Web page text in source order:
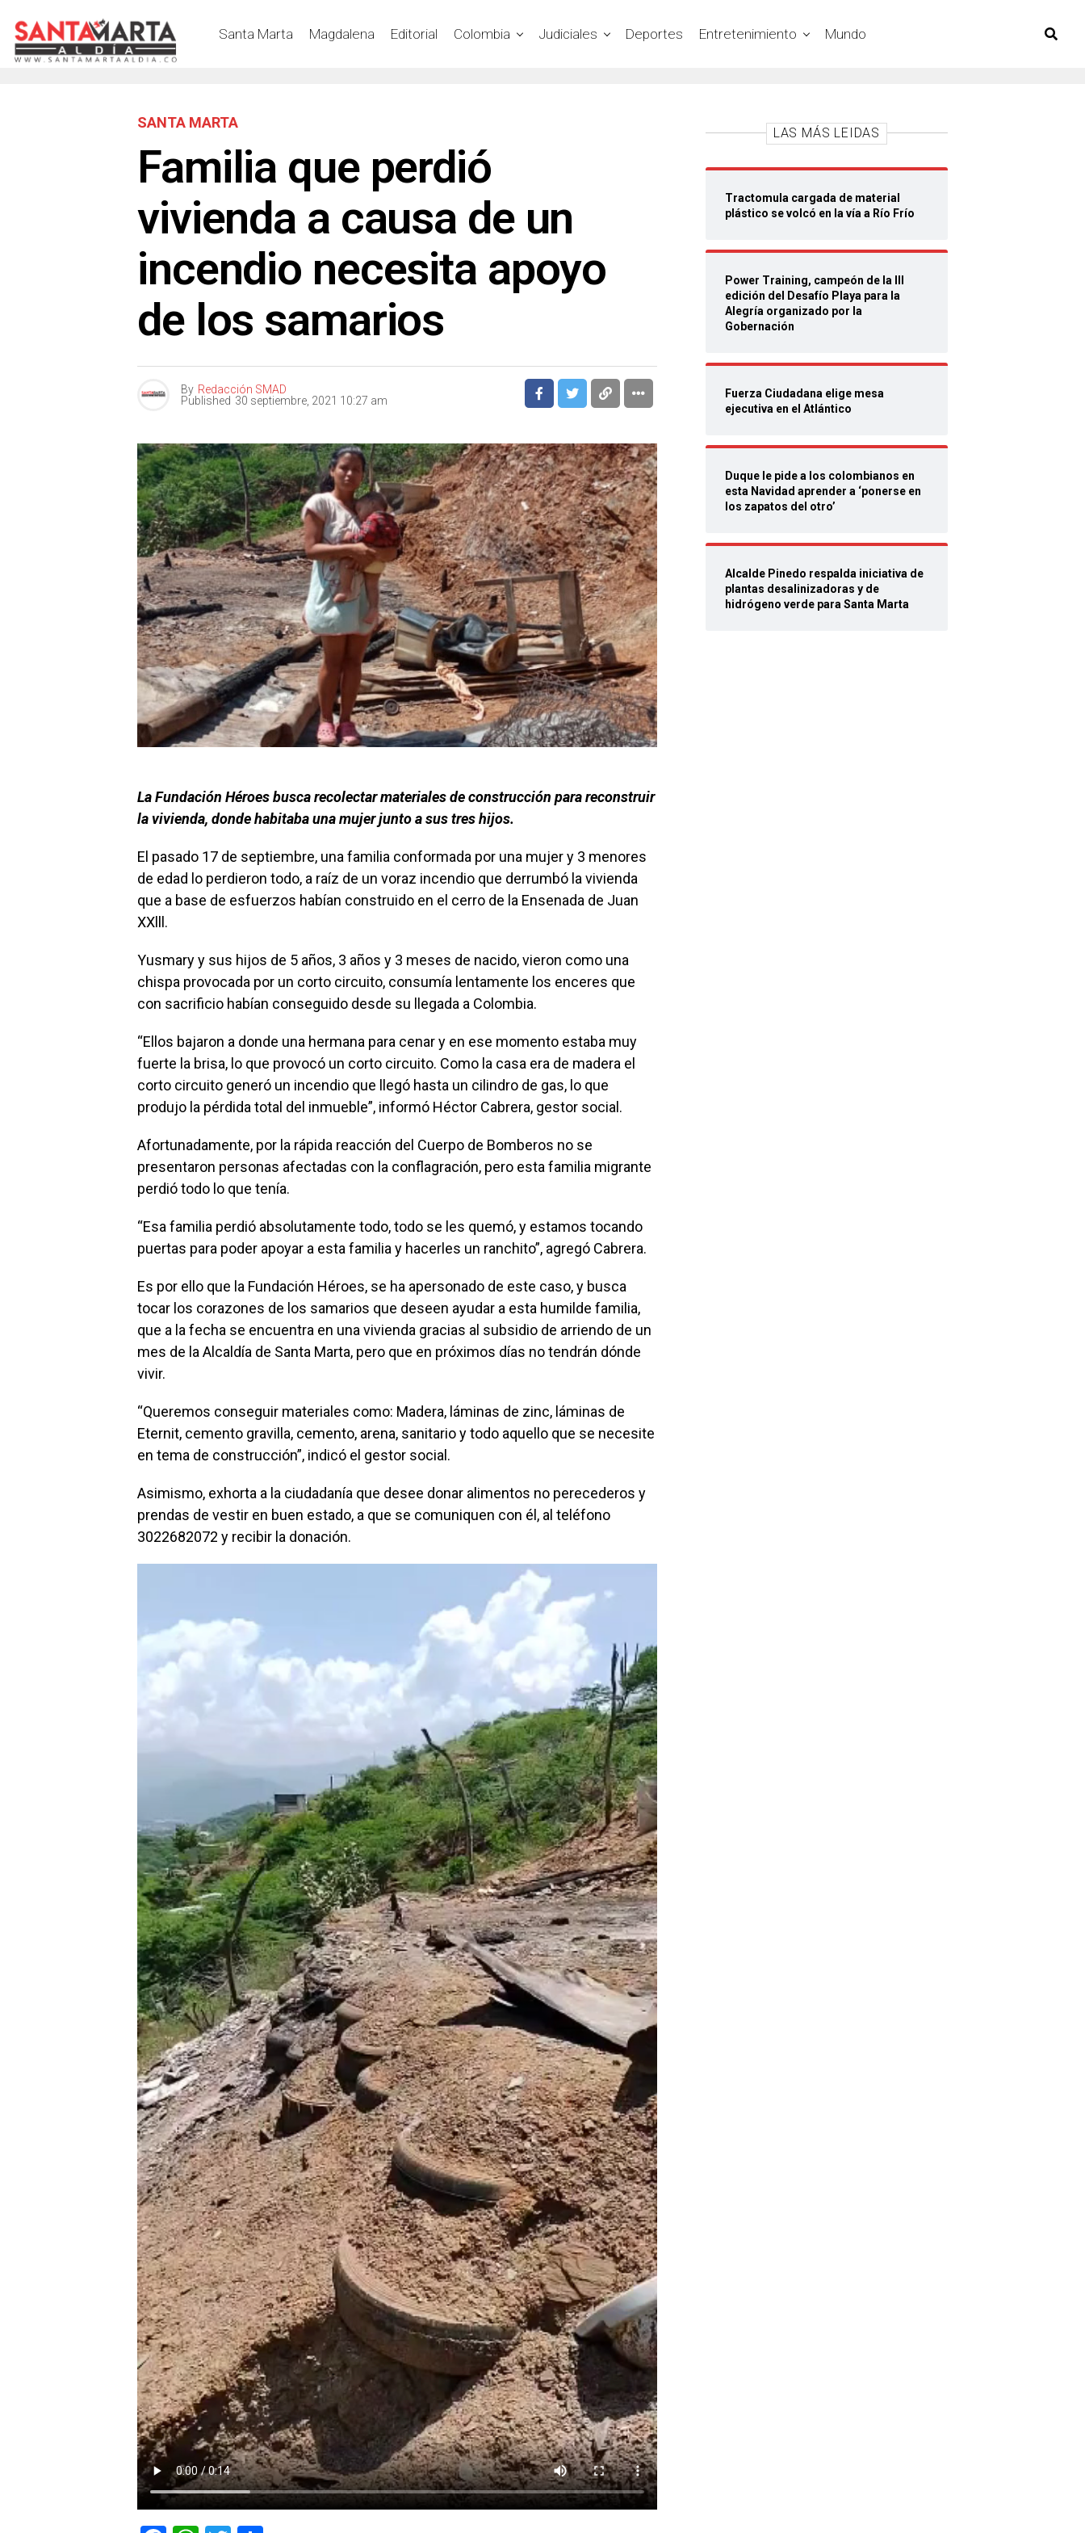
Santa Marta Magdalena Editorial Colombia Judiciales Deportes Entretenimiento Mundo
SANTA MARTA
Familia que perdió
vivienda a causa de un
incendio necesita apoyo
de los samarios
By Redacción SMAD
Published 30 septiembre, 2021 10:27 am
La Fundación Héroes busca recolectar materiales de construcción para reconstruir
la vivienda, donde habitaba una mujer junto a sus tres hijos.
El pasado 17 de septiembre, una familia conformada por una mujer y 3 menores
de edad lo perdieron todo, a raíz de un voraz incendio que derrumbó la vivienda
que a base de esfuerzos habían construido en el cerro de la Ensenada de Juan
XXlll.
Yusmary y sus hijos de 5 años, 3 años y 3 meses de nacido, vieron como una
chispa provocada por un corto circuito, consumía lentamente los enceres que
con sacrificio habían conseguido desde su llegada a Colombia.
“Ellos bajaron a donde una hermana para cenar y en ese momento estaba muy
fuerte la brisa, lo que provocó un corto circuito. Como la casa era de madera el
corto circuito generó un incendio que llegó hasta un cilindro de gas, lo que
produjo la pérdida total del inmueble”, informó Héctor Cabrera, gestor social.
Afortunadamente, por la rápida reacción del Cuerpo de Bomberos no se
presentaron personas afectadas con la conflagración, pero esta familia migrante
perdió todo lo que tenía.
“Esa familia perdió absolutamente todo, todo se les quemó, y estamos tocando
puertas para poder apoyar a esta familia y hacerles un ranchito”, agregó Cabrera.
Es por ello que la Fundación Héroes, se ha apersonado de este caso, y busca
tocar los corazones de los samarios que deseen ayudar a esta humilde familia,
que a la fecha se encuentra en una vivienda gracias al subsidio de arriendo de un
mes de la Alcaldía de Santa Marta, pero que en próximos días no tendrán dónde
vivir.
“Queremos conseguir materiales como: Madera, láminas de zinc, láminas de
Eternit, cemento gravilla, cemento, arena, sanitario y todo aquello que se necesite
en tema de construcción”, indicó el gestor social.
Asimismo, exhorta a la ciudadanía que desee donar alimentos no perecederos y
prendas de vestir en buen estado, a que se comuniquen con él, al teléfono
3022682072 y recibir la donación.
LAS MÁS LEIDAS
Tractomula cargada de material
plástico se volcó en la vía a Río Frío
Power Training, campeón de la III
edición del Desafío Playa para la
Alegría organizado por la
Gobernación
Fuerza Ciudadana elige mesa
ejecutiva en el Atlántico
Duque le pide a los colombianos en
esta Navidad aprender a ‘ponerse en
los zapatos del otro’
Alcalde Pinedo respalda iniciativa de
plantas desalinizadoras y de
hidrógeno verde para Santa Marta